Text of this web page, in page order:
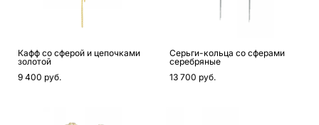
Кафф со сферой и цепочками
золотой
9 400 pуб.
Серьги-кольца со сферами
серебряные
13 700 pуб.